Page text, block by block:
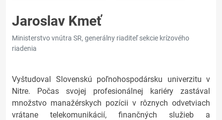
Jaroslav Kmeť
Ministerstvo vnútra SR, generálny riaditeľ sekcie krízového
riadenia
Vyštudoval Slovenskú poľnohospodársku univerzitu v
Nitre. Počas svojej profesionálnej kariéry zastával
množstvo manažérskych pozícii v rôznych odvetviach
vrátane telekomunikácií, finančných služieb a